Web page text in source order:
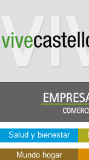
Salud y bienestar
Mundo hogar